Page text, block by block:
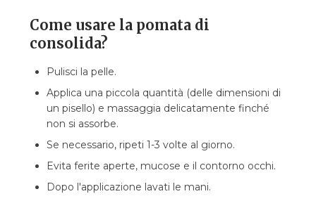
Come usare la pomata di
consolida?
Pulisci la pelle.
Applica una piccola quantità (delle dimensioni di
un pisello) e massaggia delicatamente finché
non si assorbe.
Se necessario, ripeti 1-3 volte al giorno.
Evita ferite aperte, mucose e il contorno occhi.
Dopo l'applicazione lavati le mani.